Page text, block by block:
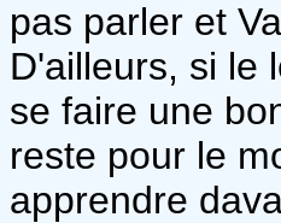
pas parler et
D'ailleurs, si le
se faire une
reste pour le
apprendre